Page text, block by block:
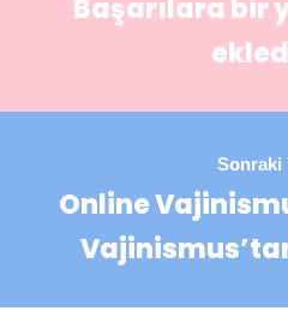
Başarılara bir
Sonraki
Online